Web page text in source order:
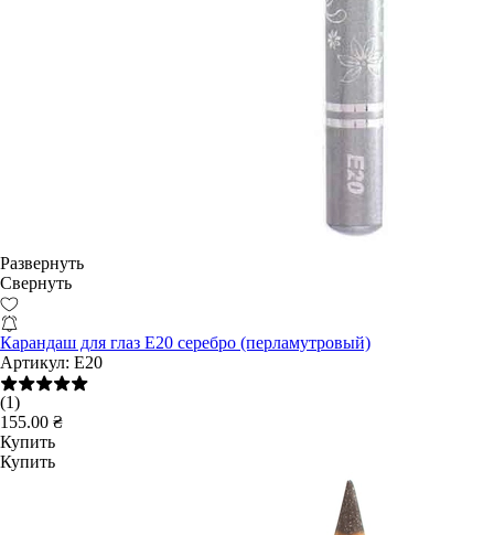
Развернуть
Свернуть
Карандаш для глаз E20 серебро (перламутровый)
Артикул: E20
(1)
155.00 ₴
Купить
Купить